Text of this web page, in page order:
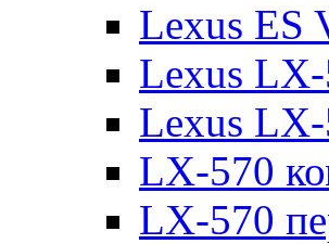
Lexus ES
Lexus
Lexus
LX-570
LX-570